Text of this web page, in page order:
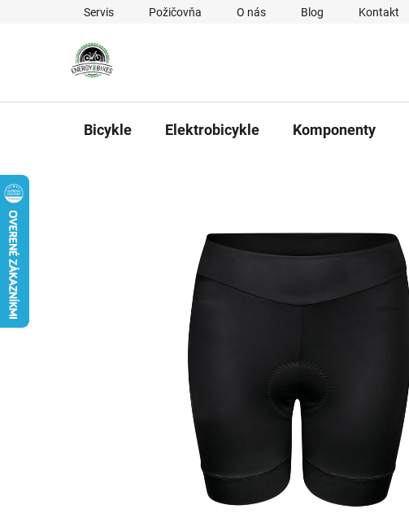
Prejsť na obsahServis Požičovňa O nás Blog Kontakt
Bicykle Elektrobicykle Komponenty